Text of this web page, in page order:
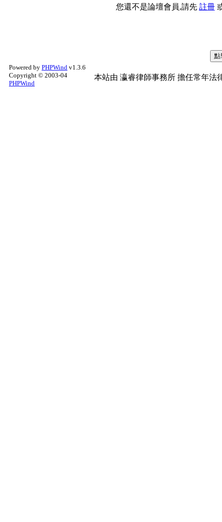
您還不是論壇會員,請先 註冊
Powered by PHPWind v1.3.6
Copyright © 2003-04
PHPWind
本站由 瀛睿律師事務所 擔任常年法